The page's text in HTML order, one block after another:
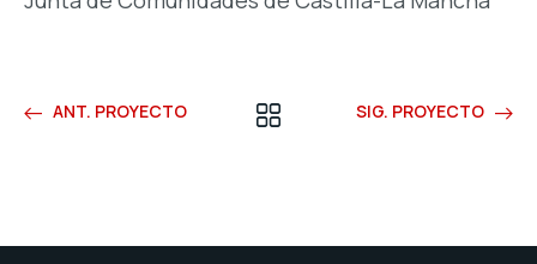
ANT. PROYECTO SIG. PROYECTO